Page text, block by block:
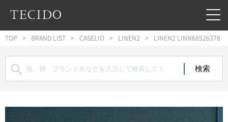
フッターへジャンプ
TOP BRAND LIST CASELIO LINEN2 LINEN2 LINN68526378
